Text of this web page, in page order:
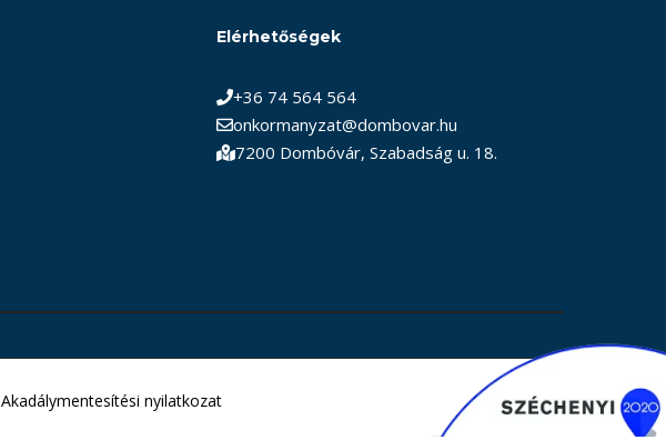
Elérhetőségek
+36 74 564 564
onkormanyzat@dombovar.hu
7200 Dombóvár, Szabadság u. 18.
Akadálymentesítési nyilatkozat